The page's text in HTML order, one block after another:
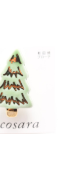
クリスマスツリー 1